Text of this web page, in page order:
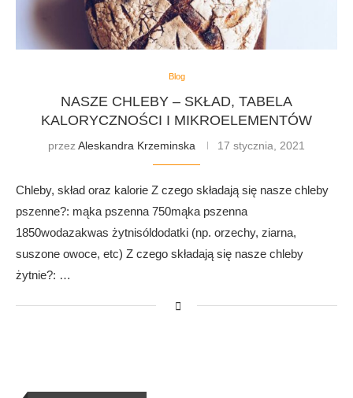
Blog
NASZE CHLEBY – SKŁAD, TABELA
KALORYCZNOŚCI I MIKROELEMENTÓW
przez Aleskandra Krzeminska 17 stycznia, 2021
Chleby, skład oraz kalorie Z czego składają się nasze chleby
pszenne?: mąka pszenna 750mąka pszenna
1850wodazakwas żytnisóldodatki (np. orzechy, ziarna,
suszone owoce, etc) Z czego składają się nasze chleby
żytnie?: …